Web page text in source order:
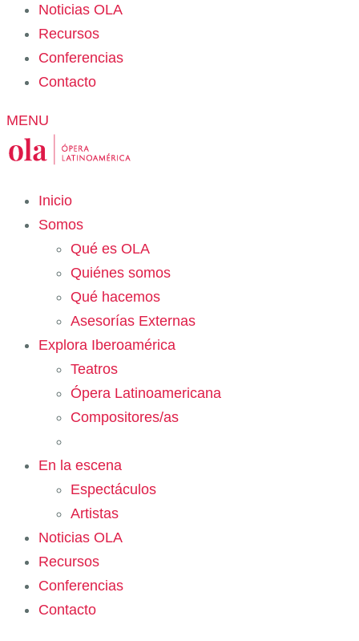
Noticias OLA
Recursos
Conferencias
Contacto
MENU
Inicio
Somos
Qué es OLA
Quiénes somos
Qué hacemos
Asesorías Externas
Explora Iberoamérica
Teatros
Ópera Latinoamericana
Compositores/as
En la escena
Espectáculos
Artistas
Noticias OLA
Recursos
Conferencias
Contacto